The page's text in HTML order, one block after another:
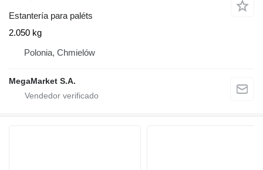
Estantería para paléts
2.050 kg
Polonia, Chmielów
MegaMarket S.A.